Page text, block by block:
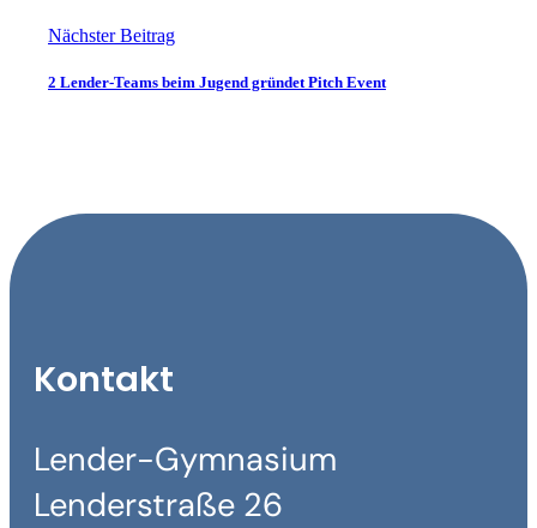
Nächster Beitrag
2 Lender-Teams beim Jugend gründet Pitch Event
Kontakt
Lender-Gymnasium
Lenderstraße 26